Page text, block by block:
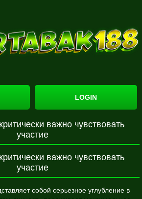
LOGIN
важно чувствовать
участие
важно чувствовать
участие
собой серьезное углубление в